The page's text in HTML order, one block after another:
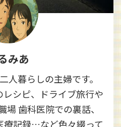
みあ
人暮らしの主婦です。
シピ、ドライブ旅行や
場 歯科医院での裏話、
療記録…など色々綴って